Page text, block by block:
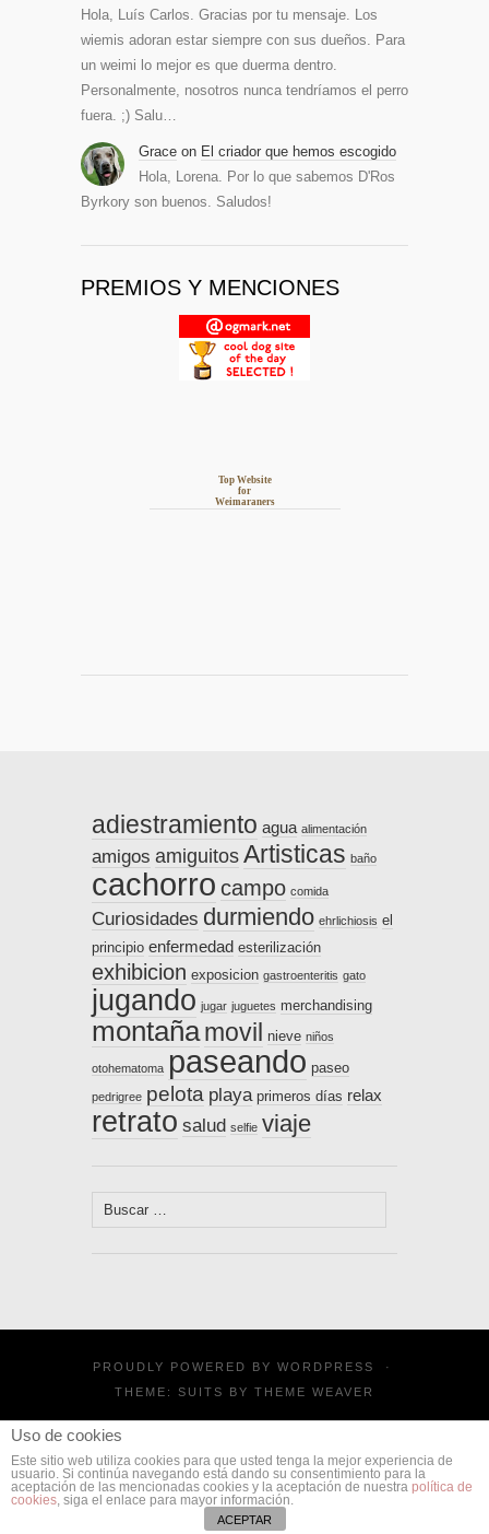
Hola, Luís Carlos. Gracias por tu mensaje. Los
wiemis adoran estar siempre con sus dueños. Para
un weimi lo mejor es que duerma dentro.
Personalmente, nosotros nunca tendríamos el perro
fuera. ;) Salu…
Grace on El criador que hemos escogido
Hola, Lorena. Por lo que sabemos D'Ros
Byrkory son buenos. Saludos!
PREMIOS Y MENCIONES
Top Website
for
Weimaraners
adiestramiento agua alimentación
amigos amiguitos Artisticas baño
cachorro campo comida
Curiosidades durmiendo ehrlichiosis el
principio enfermedad esterilización
exhibicion exposicion gastroenteritis gato
jugando jugar juguetes merchandising
montañamovil nieve niños
otohematoma paseando paseo
pedrigree pelota playa primeros días relax
retrato salud selfie viaje
Buscar:
PROUDLY POWERED BY WORDPRESS
·
THEME: SUITS BY THEME WEAVER
Uso de cookies
Este sitio web utiliza cookies para que usted tenga la mejor experiencia de
usuario. Si continúa navegando está dando su consentimiento para la
aceptación de las mencionadas cookies y la aceptación de nuestra política de
cookies, siga el enlace para mayor información.
ACEPTAR